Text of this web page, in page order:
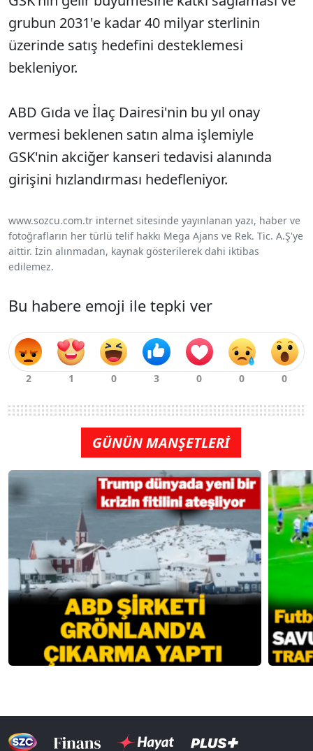
grubun 2031'e kadar 40 milyar sterlinin
üzerinde satış hedefini desteklemesi
bekleniyor.
ABD Gıda ve İlaç Dairesi'nin bu yıl onay
vermesi beklenen satın alma işlemiyle
GSK'nin akciğer kanseri tedavisi alanında
girişini hızlandırması hedefleniyor.
www.sozcu.com.tr internet sitesinde yayınlanan yazı, haber ve
fotoğrafların her türlü telif hakkı Mega Ajans ve Rek. Tic. A.Ş'ye
aittir. İzin alınmadan, kaynak gösterilerek dahi iktibas
edilemez.
Bu habere emoji ile tepki ver
GÜNÜN MANŞETLERİ